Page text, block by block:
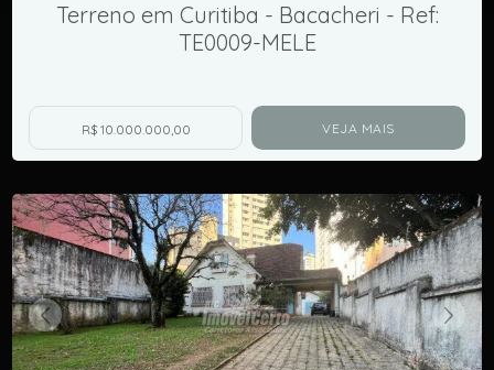
Terreno em Curitiba - Bacacheri - Ref:
TE0009-MELE
R$ 10.000.000,00 VEJA MAIS